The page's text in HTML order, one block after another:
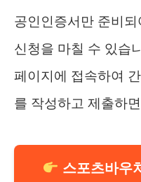
공인인증서만 준비
신청을 마칠 수 있습
페이지에 접속하여
를 작성하고 제출하
스포츠바우